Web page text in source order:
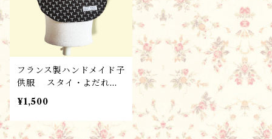
フランス製ハンドメイド子
供服 スタイ・よだれか
け T23-A /ベビー・キッ
ズ ギフト・出産祝い/ate
lier tomoccuより
¥1,500